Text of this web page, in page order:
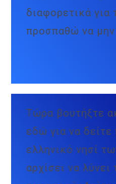
διαφορετικά για
προσπαθώ να
Τώρα βουτήξτε
εδώ για να
ελληνικό νησί
αρχίσει να